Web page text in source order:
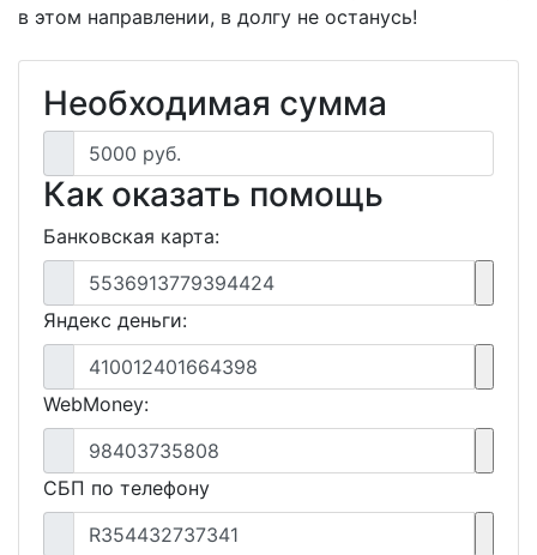
в этом направлении, в долгу не останусь!
Необходимая сумма
5000 руб.
Как оказать помощь
Банковская карта:
5536913779394424
Яндекс деньги:
410012401664398
WebMoney:
98403735808
СБП по телефону
R354432737341